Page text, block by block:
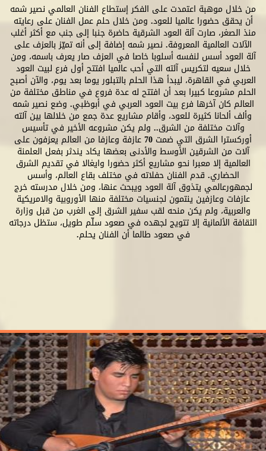
من خلال موهبة اعتمدت على الفكر إستطاع الفنان العالمي نصير شمه
أن يحقق حضورا عالميا للعود. ومن خلال حلم عمل الفنان على رعايته
منذ الصغر، صارت آلة العود الشرقية حاضرة جنبا إلى جنب مع أكثر أغلب
الآلات العالمية المعروفة. نصير شمه إضافة إلى أنه تميّز بالعزف على
آلة العود أسس لنفسه أسلوبا خاصا في العزف صار يعرف باسمه، ومن
خلال سعيه لتكريس آلته التي أحب عالميا افتتح أول فرع لبيت العود
العربي في القاهرة، ليبدأ هذا الحلم بالتبلور يوما بعد يوم، والآن أصبح
الحلم مشروعا كبيرا بعد أن افتتح له عدة فروع في مناطق مختلفة من
العالم كان آخرها فرع بيت العود العربي في أبوظبي. وضع نصير شمه
وألف ألحانا كثيرة للعود، وأقام مشاريع عدة جمع من خلالها بين آلته
وآلات مختلفة من الشرق.. ولم يكن مشروعه الأخير في تأسيس
أوركسترا الشرق التي ضمت 70 عازفة وعازفا من العالم يعزفون على
آلات من الشرقين الأوسط والأدنى بعضها يكاد يندثر بفعل العلمنة
العالمية إلا معبرا نحو مشاريع أكثر حضورا وايغالا في تقديم الشرق
الحضاري. قدم الفنان حفلاته في مختلف بقاع العالم، وأسس
لجمهورعالمي يتذوق آلة العود ويبحث عنها، ومن خلال مدرسته خرج
عازفات وعازفين ينتمون لجنسيات مختلفة منها الأوروبية والامريكية
والعربية، ولم يكن منحه لقب سفير الشرق إلى الغرب من قبل وزارة
الثقافة الألمانية إلا تتويج لجهده في صعود سلّم طويل، ستظل درجاته
في صعود طالما أن الفنان يحلم.